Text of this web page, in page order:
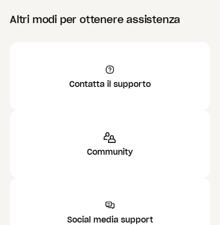
Altri modi per ottenere assistenza
Contatta il supporto
Community
Social media support